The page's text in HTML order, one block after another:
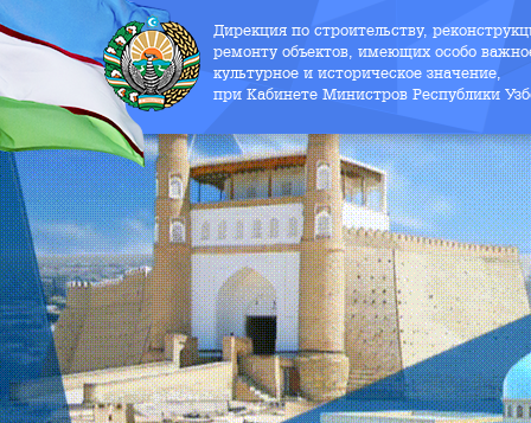
Дирекция по строительству,
ремонту объектов, имеющих особо
культурное и историческое значение,
при Кабинете Министров Республики